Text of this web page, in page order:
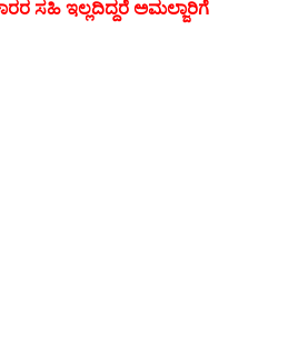
ಸಹಿ ಇಲ್ಲದಿದ್ದರೆ ಅಮಲ್ಜಾರಿಗೆ